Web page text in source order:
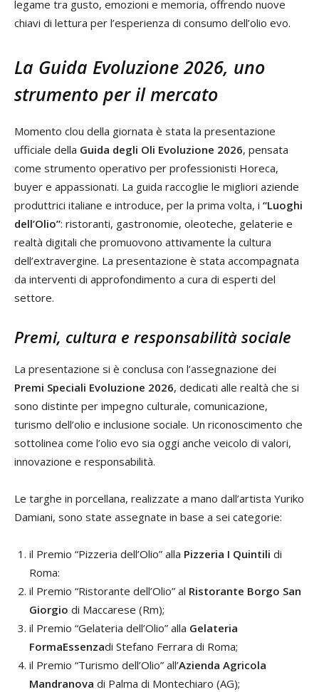
legame tra gusto, emozioni e memoria, offrendo nuove
chiavi di lettura per l’esperienza di consumo dell’olio evo.
La Guida Evoluzione 2026, uno
strumento per il mercato
Momento clou della giornata è stata la presentazione
ufficiale della Guida degli Oli Evoluzione 2026, pensata
come strumento operativo per professionisti Horeca,
buyer e appassionati. La guida raccoglie le migliori aziende
produttrici italiane e introduce, per la prima volta, i “Luoghi
dell’Olio”: ristoranti, gastronomie, oleoteche, gelaterie e
realtà digitali che promuovono attivamente la cultura
dell’extravergine. La presentazione è stata accompagnata
da interventi di approfondimento a cura di esperti del
settore.
Premi, cultura e responsabilità sociale
La presentazione si è conclusa con l’assegnazione dei
Premi Speciali Evoluzione 2026, dedicati alle realtà che si
sono distinte per impegno culturale, comunicazione,
turismo dell’olio e inclusione sociale. Un riconoscimento che
sottolinea come l’olio evo sia oggi anche veicolo di valori,
innovazione e responsabilità.
Le targhe in porcellana, realizzate a mano dall’artista Yuriko
Damiani, sono state assegnate in base a sei categorie:
il Premio “Pizzeria dell’Olio” alla Pizzeria I Quintili di
Roma:
il Premio “Ristorante dell’Olio” al Ristorante Borgo San
Giorgio di Maccarese (Rm);
il Premio “Gelateria dell’Olio” alla Gelateria
FormaEssenzadi Stefano Ferrara di Roma;
il Premio “Turismo dell’Olio” all’Azienda Agricola
Mandranova di Palma di Montechiaro (AG);